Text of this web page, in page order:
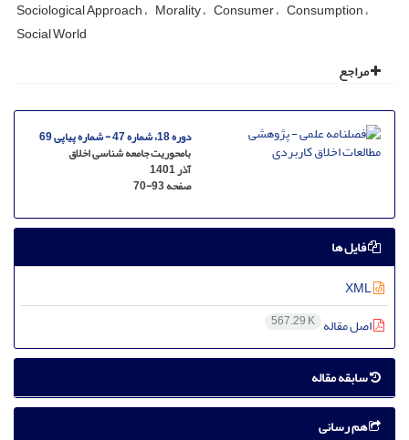
Sociological Approach Morality Consumer Consumption
Social World
مراجع
دوره 18، شماره 47 - شماره پیاپی 69
بامحوریت جامعه شناسی اخلاق
آذر 1401
صفحه70-93
فایل ها
اصل مقاله 567.29 K
سابقه مقاله
هم رسانی